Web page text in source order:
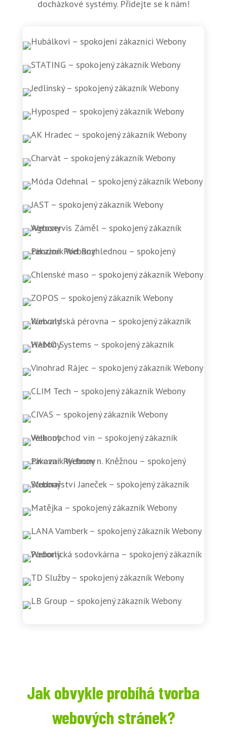
docházkové systémy. Přidejte se k nám!
Jak obvykle probíhá tvorba
webových stránek?